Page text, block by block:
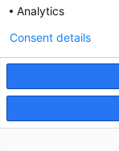
CGTCatalunya
cgtcatalunya
Analytics
Consent details